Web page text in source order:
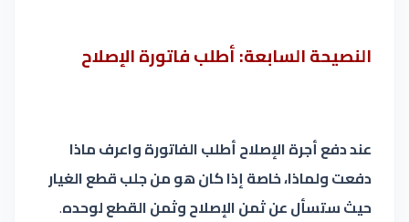
النصيحة السابعة: أطلب فاتورة الإصلاح
عند دفع أجرة الإصلاح أطلب الفاتورة واعرف ماذا
دفعت ولماذا، خاصة إذا كان هو من جلب قطع الغيار
حيث ستسأل عن ثمن الإصلاح وثمن القطع لوحده.